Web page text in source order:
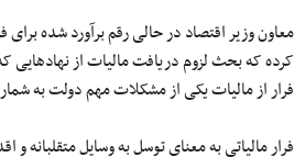
معاون وزیر اقتصاد در حالی رقم برآورد شده برای
کرده که بحث لزوم دریافت مالیات از
فرار از مالیات یکی از مشکلات مهم دولت به
فرار مالیاتی به معنای توسل به وسایل متقلبانه و